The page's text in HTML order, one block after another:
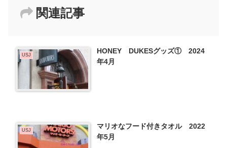
関連記事
USJ
HONEY DUKESグッズ① 2024
年4月
USJ
マリオなフード付きタオル 2022
年5月